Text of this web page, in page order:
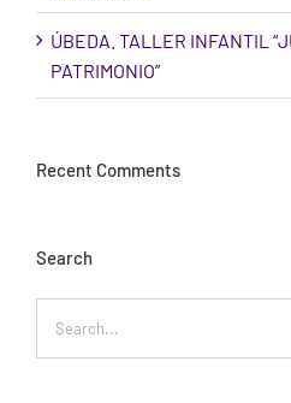
ÚBEDA. TALLER INFANTIL
PATRIMONIO”
Recent Comments
Search
for: